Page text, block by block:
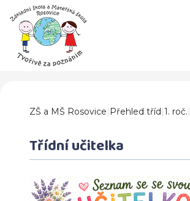
ZŠ a MŠ Rosovice| Přehled tříd|1. roč.|
Třídní učitelka